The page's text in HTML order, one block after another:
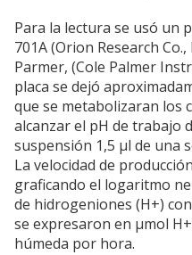
Para la lectura se usó un
701A (Orion Research
Parmer, (Cole Palmer
placa se dejó
que se metabolizaran los
alcanzar el pH de trabajo
suspensión 1,5 µl de una
La velocidad de
graficando el logaritmo
de hidrogeniones (H+)
se expresaron en µmol
húmeda por hora.